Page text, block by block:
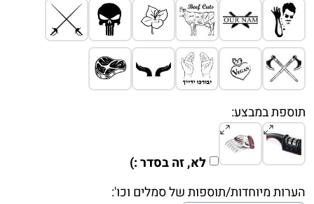
תוספת במבצע:
לא, זה בסדר :)
הערות מיוחדות/תוספות של סמלים וכו':